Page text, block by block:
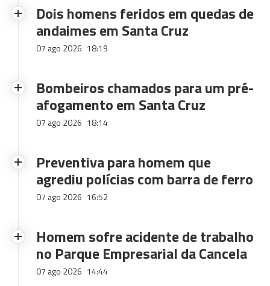
Dois homens feridos em quedas de
andaimes em Santa Cruz
07 ago 2026 18:19
Bombeiros chamados para um pré-
afogamento em Santa Cruz
07 ago 2026 18:14
Preventiva para homem que
agrediu polícias com barra de ferro
07 ago 2026 16:52
Homem sofre acidente de trabalho
no Parque Empresarial da Cancela
07 ago 2026 14:44